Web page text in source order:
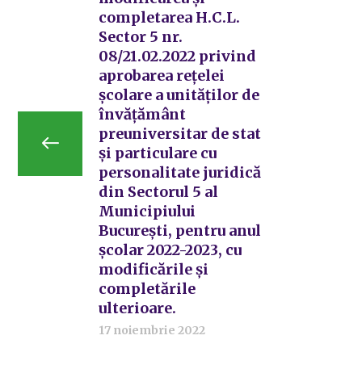
completarea H.C.L.
Sector 5 nr.
08/21.02.2022 privind
aprobarea rețelei
școlare a unităților de
învățământ
preuniversitar de stat
și particulare cu
personalitate juridică
din Sectorul 5 al
Municipiului
București, pentru anul
școlar 2022-2023, cu
modificările și
completările
ulterioare.
17 noiembrie 2022